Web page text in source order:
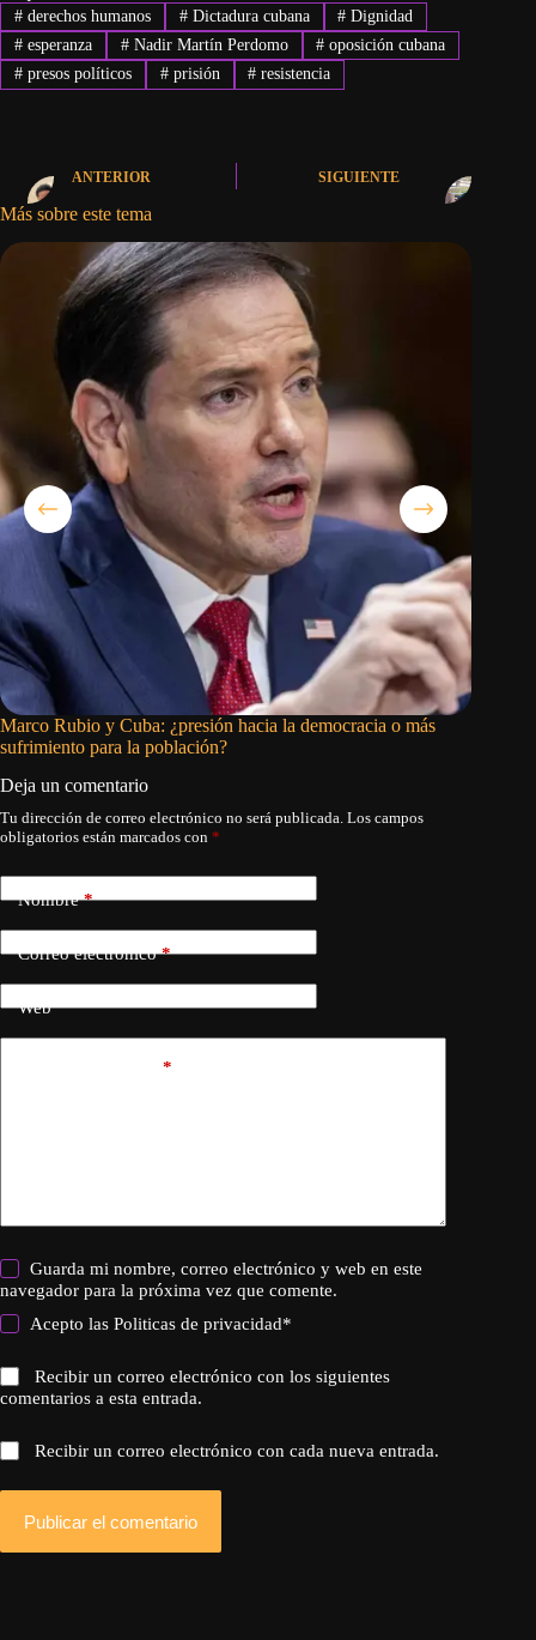
#derechos humanos #Dictadura cubana # Dignidad
#esperanza #Nadir Martín Perdomo # oposición cubana
#presos políticos #prisión # resistencia
ANTERIOR SIGUIENTE
Más sobre este tema
Marco Rubio y Cuba: ¿presión hacia la democracia o más
sufrimiento para la población?
Deja un comentario
Tu dirección de correo electrónico no será publicada. Los campos
obligatorios están marcados con *
Nombre*
Correo electrónico*
Web
*
Guarda mi nombre, correo electrónico y web en este
navegador para la próxima vez que comente.
Acepto lasPoliticas de privacidad*
Recibir un correo electrónico con los siguientes
comentarios a esta entrada.
Recibir un correo electrónico con cada nueva entrada.
Publicar el comentario